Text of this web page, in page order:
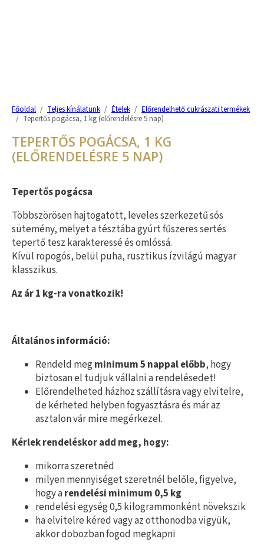
Főoldal / Teljes kínálatunk / Ételek / Előrendelhető cukrászati termékek
/ Tepertős pogácsa, 1 kg (előrendelésre 5 nap)
TEPERTŐS POGÁCSA, 1 KG
(ELŐRENDELÉSRE 5 NAP)
Tepertős pogácsa
Többszörösen hajtogatott, leveles szerkezetű sós
sütemény, melyet a tésztába gyúrt fűszeres sertés
tepertő tesz karakteressé és omlóssá.
Kívül ropogós, belül puha, rusztikus ízvilágú magyar
klasszikus.
Az ár 1 kg-ra vonatkozik!
Általános információ:
Rendeld megminimum 5 nappal előbb, hogy
biztosan el tudjuk vállalni a rendelésedet!
Előrendelheted házhoz szállításra vagy elvitelre,
de kérheted helyben fogyasztásra és már az
asztalon vár mire megérkezel.
Kérlek rendeléskor add meg, hogy:
mikorra szeretnéd
milyen mennyiséget szeretnél belőle, figyelve,
hogy arendelési minimum 0,5 kg
rendelési egység 0,5 kilogrammonként növekszik
ha elvitelre kéred vagy az otthonodba vigyük,
akkor dobozban fogod megkapni